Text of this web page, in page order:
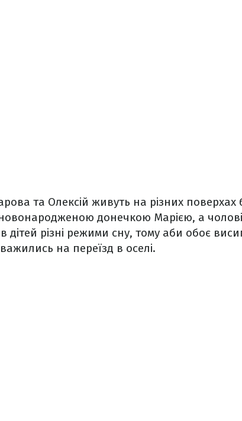
та Олексій живуть на різних
донечкою Марією, а
дітей різні режими сну, тому аби обоє
на переїзд в оселі.